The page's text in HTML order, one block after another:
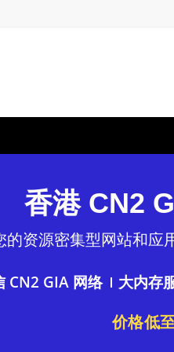
香港 CN2
的资源密集型网站和应
CN2 GIA 网络 大内存
价格低